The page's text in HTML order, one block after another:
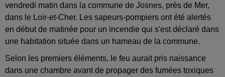
vendredi matin dans la commune de Josnes, près de Mer,
dans le Loir-et-Cher. Les sapeurs-pompiers ont été alertés
en début de matinée pour un incendie qui s'est déclaré dans
une habitation située dans un hameau de la commune.
Selon les premiers éléments, le feu aurait pris naissance
dans une chambre avant de propager des fumées toxiques